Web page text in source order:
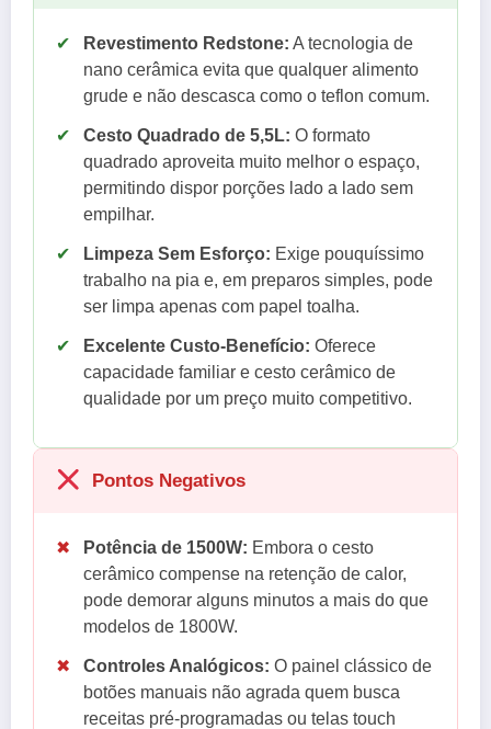
✔ Revestimento Redstone: A tecnologia de
nano cerâmica evita que qualquer alimento
grude e não descasca como o teflon comum.
✔ Cesto Quadrado de 5,5L: O formato
quadrado aproveita muito melhor o espaço,
permitindo dispor porções lado a lado sem
empilhar.
✔ Limpeza Sem Esforço: Exige pouquíssimo
trabalho na pia e, em preparos simples, pode
ser limpa apenas com papel toalha.
✔ Excelente Custo-Benefício: Oferece
capacidade familiar e cesto cerâmico de
qualidade por um preço muito competitivo.
Pontos Negativos
✖ Potência de 1500W: Embora o cesto
cerâmico compense na retenção de calor,
pode demorar alguns minutos a mais do que
modelos de 1800W.
✖ Controles Analógicos: O painel clássico de
botões manuais não agrada quem busca
receitas pré-programadas ou telas touch